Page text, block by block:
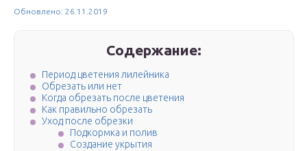
Обновлено: 26.11.2019
Содержание:
Период цветения лилейника
Обрезать или нет
Когда обрезать после цветения
Как правильно обрезать
Уход после обрезки
Подкормка и полив
Создание укрытия